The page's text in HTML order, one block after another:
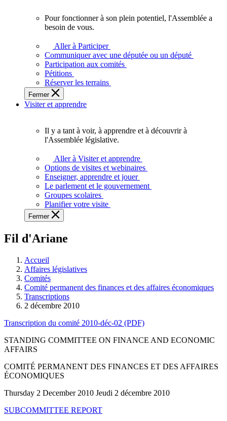
plein
potentiel,
l'Assemblée
a
besoin
de
Pour fonctionner à son plein potentiel, l'Assemblée a
besoin de vous.
Aller à Participer
Communiquer avec une députée ou un député
Participation aux comités
Pétitions
Réserver les terrains
Fermer
Visiter et apprendre
voir,
apprendre
et
à
à
législative.
Il y a tant à voir, à apprendre et à découvrir à
l'Assemblée législative.
Aller à Visiter et apprendre
Options de visites et webinaires
Enseigner, apprendre et jouer
Le parlement et le gouvernement
Groupes scolaires
Planifier votre visite
Fermer
Fil d'Ariane
Accueil
Affaires législatives
Comités
Comité permanent des finances et des affaires économiques
Transcriptions
2 décembre 2010
Transcription du comité 2010-déc-02 (PDF)
STANDING COMMITTEE ON FINANCE AND ECONOMIC
AFFAIRS
COMITÉ PERMANENT DES FINANCES ET DES AFFAIRES
ÉCONOMIQUES
Thursday 2 December 2010 Jeudi 2 décembre 2010
SUBCOMMITTEE REPORT